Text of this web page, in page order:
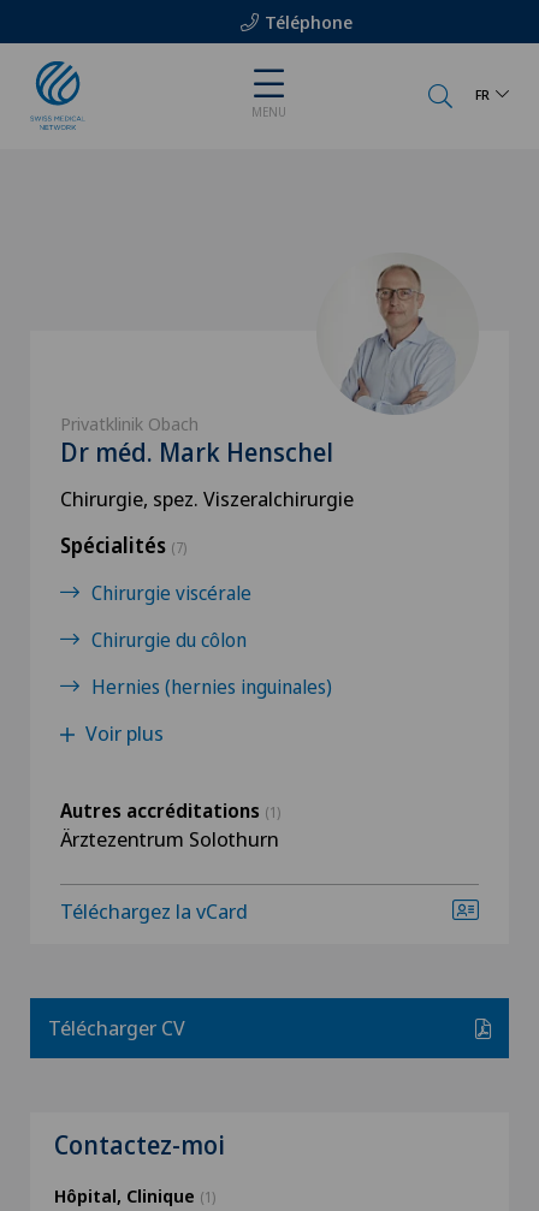
Téléphone
MENU
FR
Privatklinik Obach
Dr méd. Mark Henschel
Chirurgie, spez. Viszeralchirurgie
Spécialités (7)
Chirurgie viscérale
Chirurgie du côlon
Hernies (hernies inguinales)
Voir plus
Autres accréditations (1)
Ärztezentrum Solothurn
Téléchargez la vCard
Télécharger CV
Contactez-moi
Hôpital, Clinique (1)